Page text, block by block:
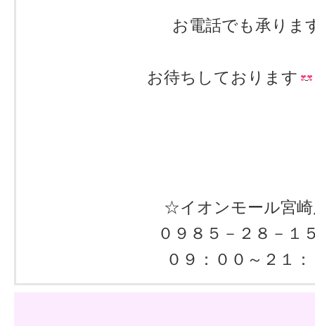
お電話でも承りま
お待ちしております
☆イオンモール宮
０９８５－２８－１
０９：００～２１